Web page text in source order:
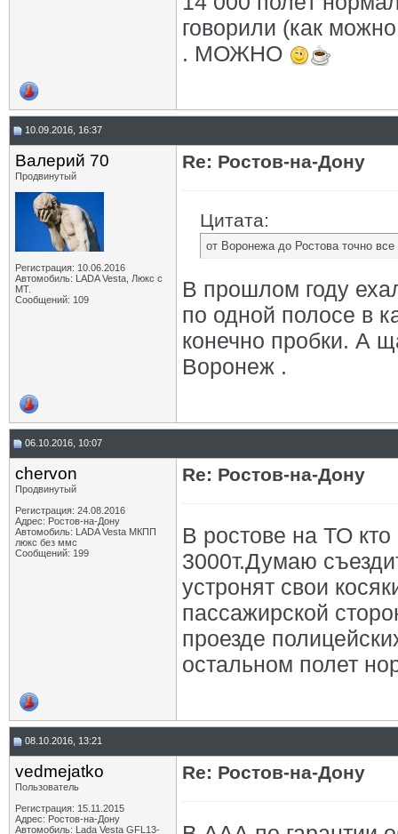
говорили (как
. МОЖНО
10.09.2016, 16:37
Валерий 70
Продвинутый
Регистрация: 10.06.2016
Автомобиль: LADA Vesta, Люкс с
МТ.
Сообщений: 109
Re: Ростов-на-Дону
Цитата:
от Воронежа до Ростова точно
В прошлом году
по одной полосе в
конечно пробки. А
Воронеж .
06.10.2016, 10:07
chervon
Продвинутый
Регистрация: 24.08.2016
Адрес: Ростов-на-Дону
Автомобиль: LADA Vesta МКПП
люкс без ммс
Сообщений: 199
Re: Ростов-на-Дону
В ростове на ТО
3000т.Думаю
устронят свои
пассажирской
проезде
остальном полет
08.10.2016, 13:21
vedmejatko
Пользователь
Регистрация: 15.11.2015
Адрес: Ростов-на-Дону
Автомобиль: Lada Vesta GFL13-
Re: Ростов-на-Дону